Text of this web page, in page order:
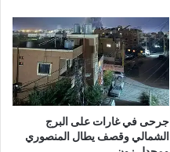
جرحى في غارات على البرج
الشمالي وقصف يطال المنصوري